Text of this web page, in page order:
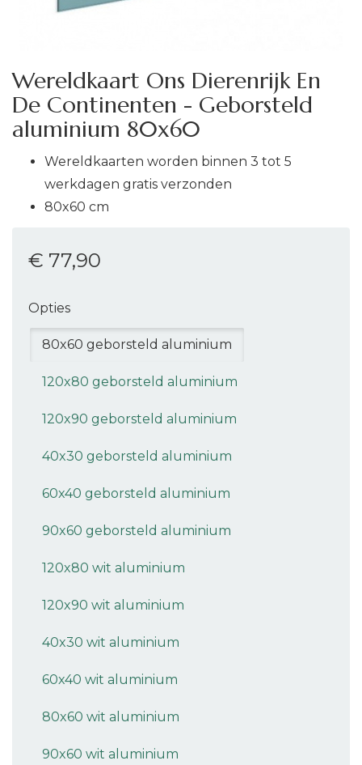
Wereldkaart Ons Dierenrijk En
De Continenten - Geborsteld
aluminium 80x60
Wereldkaarten worden binnen 3 tot 5
werkdagen gratis verzonden
80x60 cm
€ 77,90
Opties
80x60 geborsteld aluminium
120x80 geborsteld aluminium
120x90 geborsteld aluminium
40x30 geborsteld aluminium
60x40 geborsteld aluminium
90x60 geborsteld aluminium
120x80 wit aluminium
120x90 wit aluminium
40x30 wit aluminium
60x40 wit aluminium
80x60 wit aluminium
90x60 wit aluminium